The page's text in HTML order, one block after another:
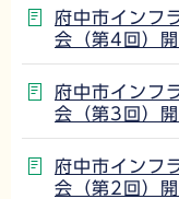
府中市インフ
会（第4回）
府中市インフ
会（第3回）
府中市インフ
会（第2回）